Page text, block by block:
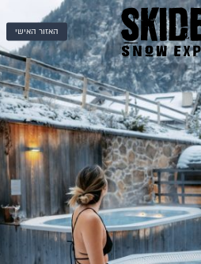
האזור האישי